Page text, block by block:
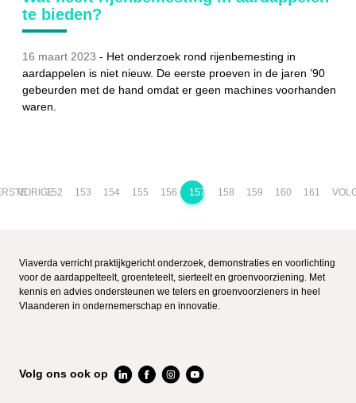
te bieden?
16 maart 2023 - Het onderzoek rond rijenbemesting in
aardappelen is niet nieuw. De eerste proeven in de jaren ’90
gebeurden met de hand omdat er geen machines voorhanden
waren.
VORIGE152 153 154 155 156 157 158 159 160 161
Viaverda verricht praktijkgericht onderzoek, demonstraties en voorlichting
voor de aardappelteelt, groenteteelt, sierteelt en groenvoorziening. Met
kennis en advies ondersteunen we telers en groenvoorzieners in heel
Vlaanderen in ondernemerschap en innovatie.
Volg ons ook op